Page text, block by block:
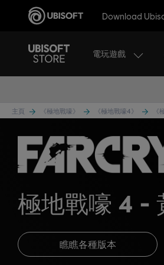
Download
電玩遊戲
主頁 《極地戰嚎》 《極地戰嚎4》 《
極地戰嚎 4
瞧瞧各種版本